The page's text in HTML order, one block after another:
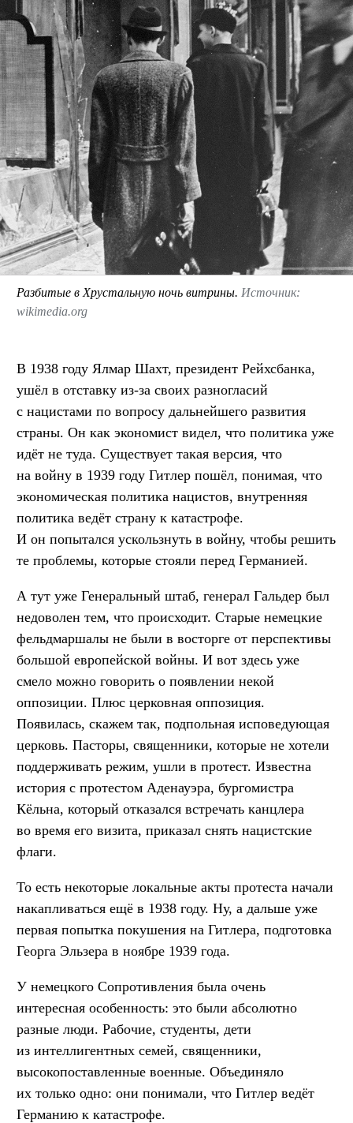
Разбитые в Хрустальную ночь витрины. Источник:
wikimedia.org
В 1938 году Ялмар Шахт, президент Рейхсбанка,
ушёл в отставку из-за своих разногласий
с нацистами по вопросу дальнейшего развития
страны. Он как экономист видел, что политика уже
идёт не туда. Существует такая версия, что
на войну в 1939 году Гитлер пошёл, понимая, что
экономическая политика нацистов, внутренняя
политика ведёт страну к катастрофе.
И он попытался ускользнуть в войну, чтобы решить
те проблемы, которые стояли перед Германией.
А тут уже Генеральный штаб, генерал Гальдер был
недоволен тем, что происходит. Старые немецкие
фельдмаршалы не были в восторге от перспективы
большой европейской войны. И вот здесь уже
смело можно говорить о появлении некой
оппозиции. Плюс церковная оппозиция.
Появилась, скажем так, подпольная исповедующая
церковь. Пасторы, священники, которые не хотели
поддерживать режим, ушли в протест. Известна
история с протестом Аденауэра, бургомистра
Кёльна, который отказался встречать канцлера
во время его визита, приказал снять нацистские
флаги.
То есть некоторые локальные акты протеста начали
накапливаться ещё в 1938 году. Ну, а дальше уже
первая попытка покушения на Гитлера, подготовка
Георга Эльзера в ноябре 1939 года.
У немецкого Сопротивления была очень
интересная особенность: это были абсолютно
разные люди. Рабочие, студенты, дети
из интеллигентных семей, священники,
высокопоставленные военные. Объединяло
их только одно: они понимали, что Гитлер ведёт
Германию к катастрофе.